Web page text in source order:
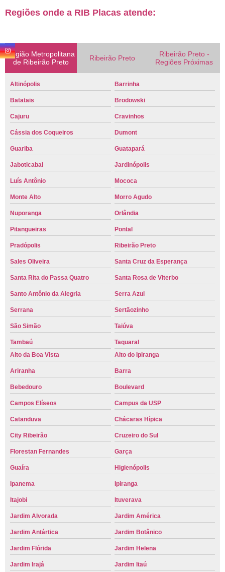
Regiões onde a RIB Placas atende:
Região Metropolitana
de Ribeirão Preto
Ribeirão Preto
Ribeirão Preto -
Regiões Próximas
Altinópolis Barrinha
Batatais Brodowski
Cajuru Cravinhos
Cássia dos Coqueiros Dumont
Guariba Guatapará
Jaboticabal Jardinópolis
Luís Antônio Mococa
Monte Alto Morro Agudo
Nuporanga Orlândia
Pitangueiras Pontal
Pradópolis Ribeirão Preto
Sales Oliveira Santa Cruz da Esperança
Santa Rita do Passa Quatro Santa Rosa de Viterbo
Santo Antônio da Alegria Serra Azul
Serrana Sertãozinho
São Simão Taiúva
Tambaú
Taquaral
Alto da Boa Vista
Alto do Ipiranga
Ariranha Barra
Bebedouro Boulevard
Campos Elíseos Campus da USP
Catanduva Chácaras Hípica
City Ribeirão Cruzeiro do Sul
Florestan Fernandes Garça
Guaíra Higienópolis
Ipanema Ipiranga
Itajobi Ituverava
Jardim Alvorada Jardim América
Jardim Antártica Jardim Botânico
Jardim Flórida Jardim Helena
Jardim Irajá Jardim Itaú